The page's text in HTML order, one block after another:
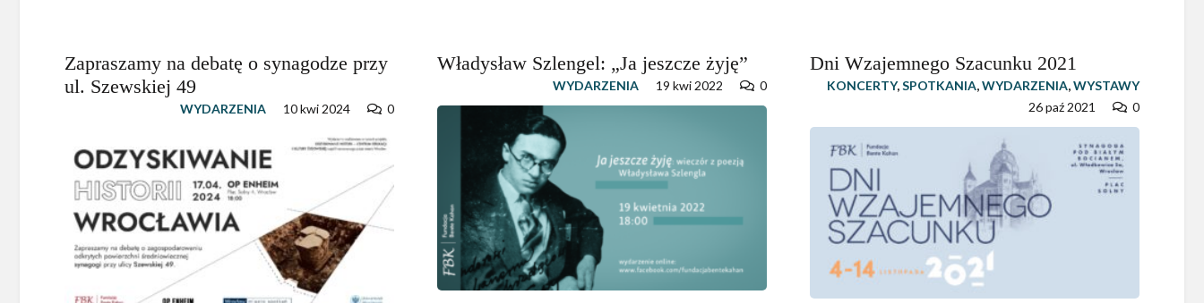
Zapraszamy na debatę o synagodze przy
ul. Szewskiej 49
WYDARZENIA 10 kwi 2024 0
Władysław Szlengel: „Ja jeszcze żyję”
WYDARZENIA 19 kwi 2022 0
Dni Wzajemnego Szacunku 2021
KONCERTY,SPOTKANIA,WYDARZENIA,WYSTAWY
26 paź 2021
0